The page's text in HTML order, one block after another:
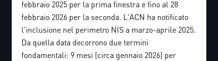
febbraio 2025 per la prima finestra e fino al 28
febbraio 2026 per la seconda. L'ACN ha notificato
l'inclusione nel perimetro NIS a marzo-aprile 2025.
Da quella data decorrono due termini
fondamentali: 9 mesi (circa gennaio 2026) per